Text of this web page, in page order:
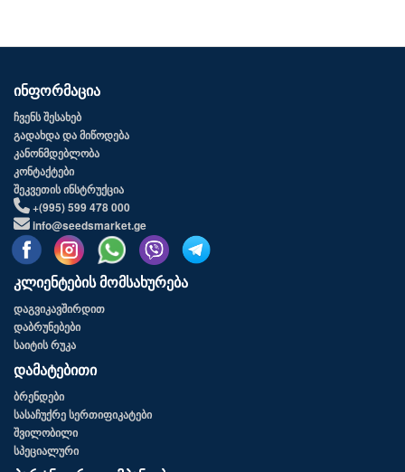
ინფორმაცია
ჩვენს შესახებ
გადახდა და მიწოდება
კანონმდებლობა
კონტაქტები
შეკვეთის ინსტრუქცია
+(995) 599 478 000
info@seedsmarket.ge
კლიენტების მომსახურება
დაგვიკავშირდით
დაბრუნებები
საიტის რუკა
დამატებითი
ბრენდები
სასაჩუქრე სერთიფიკატები
შვილობილი
სპეციალური